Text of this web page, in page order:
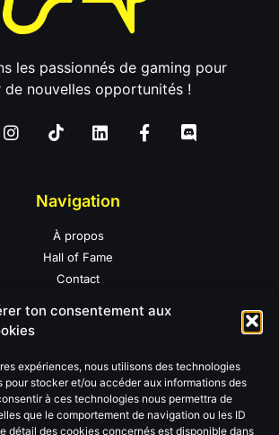
ton consentement aux
expériences, nous utilisons des technologies
pour stocker et/ou accéder aux informations des
à ces technologies nous permettra de
que le comportement de navigation ou les ID
détail des cookies concernés est disponible dans
les passionnés de gaming pour
de nouvelles opportunités !
Navigation
À propos
Hall of Fame
Contact
Politique de confidentialité
Newsletter